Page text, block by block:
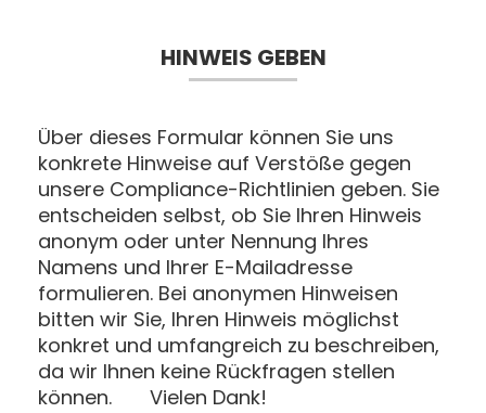
HINWEIS GEBEN
Über dieses Formular können Sie uns
konkrete Hinweise auf Verstöße gegen
unsere Compliance-Richtlinien geben. Sie
entscheiden selbst, ob Sie Ihren Hinweis
anonym oder unter Nennung Ihres
Namens und Ihrer E-Mailadresse
formulieren. Bei anonymen Hinweisen
bitten wir Sie, Ihren Hinweis möglichst
konkret und umfangreich zu beschreiben,
da wir Ihnen keine Rückfragen stellen
können. Vielen Dank!